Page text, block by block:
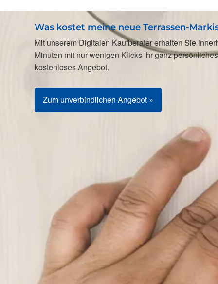
Was kostet meine neue Terrassen-
Mit unserem Digitalen Kaufberater erhalten Sie
Minuten mit nur wenigen Klicks ihr ganz
kostenloses Angebot.
Zum unverbindlichen Angebot »